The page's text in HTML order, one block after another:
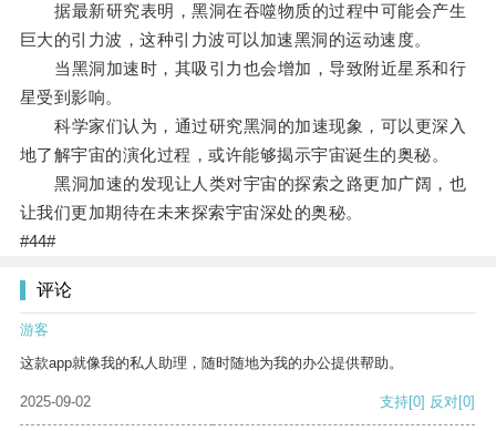
据最新研究表明，黑洞在吞噬物质的过程中可能会产生
巨大的引力波，这种引力波可以加速黑洞的运动速度。
当黑洞加速时，其吸引力也会增加，导致附近星系和行
星受到影响。
科学家们认为，通过研究黑洞的加速现象，可以更深入
地了解宇宙的演化过程，或许能够揭示宇宙诞生的奥秘。
黑洞加速的发现让人类对宇宙的探索之路更加广阔，也
让我们更加期待在未来探索宇宙深处的奥秘。
#44#
评论
游客
这款app就像我的私人助理，随时随地为我的办公提供帮助。
2025-09-02 支持[0] 反对[0]